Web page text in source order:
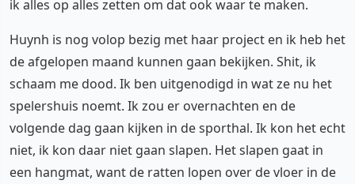
ik alles op alles zetten om dat ook waar te maken.
Huynh is nog volop bezig met haar project en ik heb het
de afgelopen maand kunnen gaan bekijken. Shit, ik
schaam me dood. Ik ben uitgenodigd in wat ze nu het
spelershuis noemt. Ik zou er overnachten en de
volgende dag gaan kijken in de sporthal. Ik kon het echt
niet, ik kon daar niet gaan slapen. Het slapen gaat in
een hangmat, want de ratten lopen over de vloer in de